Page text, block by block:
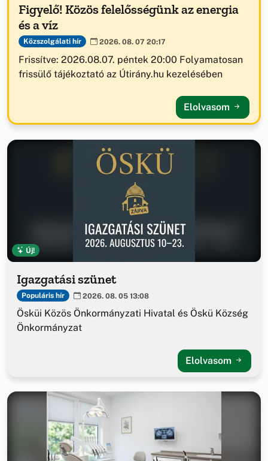
Figyelő! Közös felelősségünk az energia
és a víz
Közszolgálati hír 2026. 08. 07 20:17
Frissítve: 2026.08.07. péntek 20:00 Folyamatosan
frissülő tájékoztató az Útirány.hu kezelésében
Elolvasom
Új!
Igazgatási szünet
Populáris hír 2026. 08. 05 13:08
Ösküi Közös Önkormányzati Hivatal és Öskü Község
Önkormányzat
Elolvasom